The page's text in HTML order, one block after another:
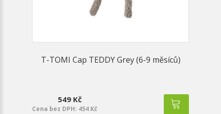
T-TOMI Cap TEDDY Grey (6-9 měsíců)
549 Kč
Cena bez DPH: 454 Kč